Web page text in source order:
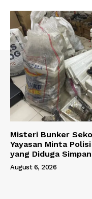
Misteri Bunker
Yayasan Minta
yang Diduga
August 6, 2026